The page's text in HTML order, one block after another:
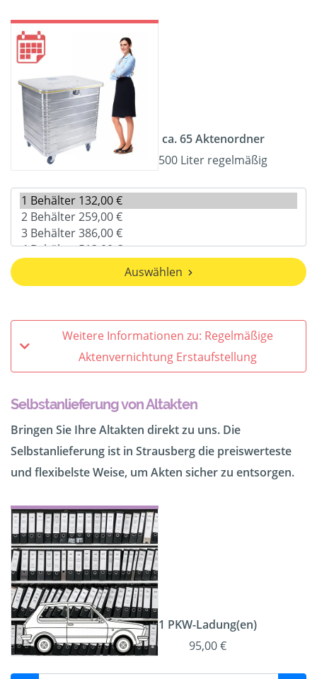
ca. 65 Aktenordner
500 Liter regelmäßig
Auswählen
Weitere Informationen zu: Regelmäßige
Aktenvernichtung Erstaufstellung
Selbstanlieferung von Altakten
Bringen Sie Ihre Altakten direkt zu uns. Die
Selbstanlieferung ist in Strausberg die preiswerteste
und flexibelste Weise, um Akten sicher zu entsorgen.
1 PKW-Ladung(en)
95,00 €